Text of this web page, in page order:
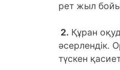
рет жыл
2. Құран
әсерлендік.
түскен